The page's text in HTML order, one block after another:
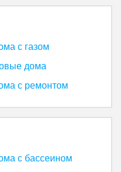
с газом
дома
с ремонтом
с бассеином